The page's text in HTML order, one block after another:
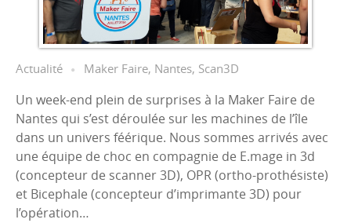
Actualité Maker Faire, Nantes, Scan3D
Un week-end plein de surprises à la Maker Faire de
Nantes qui s’est déroulée sur les machines de l’île
dans un univers féérique. Nous sommes arrivés avec
une équipe de choc en compagnie de E.mage in 3d
(concepteur de scanner 3D), OPR (ortho-prothésiste)
et Bicephale (concepteur d’imprimante 3D) pour
l’opération…